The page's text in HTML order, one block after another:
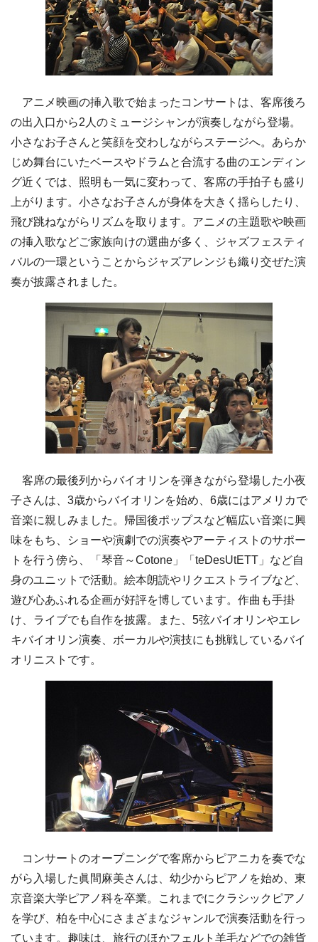
アニメ映画の挿入歌で始まったコンサートは、客席後ろ
の出入口から2人のミュージシャンが演奏しながら登場。
小さなお子さんと笑顔を交わしながらステージへ。あらか
じめ舞台にいたベースやドラムと合流する曲のエンディン
グ近くでは、照明も一気に変わって、客席の手拍子も盛り
上がります。小さなお子さんが身体を大きく揺らしたり、
飛び跳ねながらリズムを取ります。アニメの主題歌や映画
の挿入歌などご家族向けの選曲が多く、ジャズフェスティ
バルの一環ということからジャズアレンジも織り交ぜた演
奏が披露されました。
客席の最後列からバイオリンを弾きながら登場した小夜
子さんは、3歳からバイオリンを始め、6歳にはアメリカで
音楽に親しみました。帰国後ポップスなど幅広い音楽に興
味をもち、ショーや演劇での演奏やアーティストのサポー
トを行う傍ら、「琴音～Cotone」「teDesUtETT」など自
身のユニットで活動。絵本朗読やリクエストライブなど、
遊び心あふれる企画が好評を博しています。作曲も手掛
け、ライブでも自作を披露。また、5弦バイオリンやエレ
キバイオリン演奏、ボーカルや演技にも挑戦しているバイ
オリニストです。
コンサートのオープニングで客席からピアニカを奏でな
がら入場した眞間麻美さんは、幼少からピアノを始め、東
京音楽大学ピアノ科を卒業。これまでにクラシックピアノ
を学び、柏を中心にさまざまなジャンルで演奏活動を行っ
ています。趣味は、旅行のほかフェルト羊毛などでの雑貨